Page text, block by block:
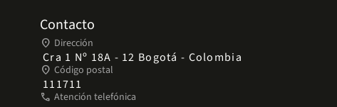
Contacto
place Dirección
Cra 1 Nº 18A - 12 Bogotá - Colombia
place Código postal
111711
phone Atención telefónica